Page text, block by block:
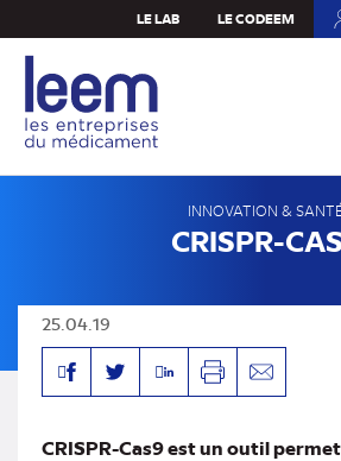
au
contenu
principal
LE LAB LE CODEEM
INNOVATION &
CRISPR-
25.04.19
FacebookTwitterLinkedinImprimerEnvoyer
CRISPR-Cas9 est un outil